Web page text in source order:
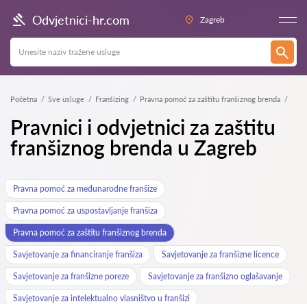
Odvjetnici-hr.com Zagreb
Početna Sve usluge Franšizing Pravna pomoć za zaštitu franšiznog brenda
Pravnici i odvjetnici za zaštitu
franšiznog brenda u Zagreb
Pravna pomoć za međunarodne franšize
Pravna pomoć za uspostavljanje franšiza
Pravna pomoć za zaštitu franšiznog brenda
Savjetovanje za financiranje franšiza Savjetovanje za franšizne licence
Savjetovanje za franšizne poreze Savjetovanje za franšizno oglašavanje
Savjetovanje za intelektualno vlasništvo u franšizi